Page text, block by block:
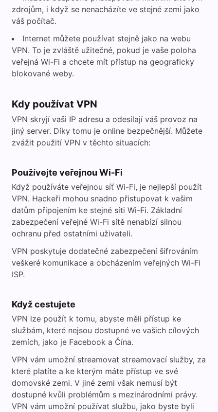
zdrojům, i když se nenacházíte ve stejné zemi jako
váš počítač.
Internet můžete používat stejně jako na webu
VPN. To je zvláště užitečné, pokud je vaše poloha
veřejná Wi-Fi a chcete mít přístup na geograficky
blokované weby.
Kdy používat VPN
VPN skryjí vaši IP adresu a odesílají váš provoz na
jiný server. Díky tomu je online bezpečnější. Můžete
zvážit použití VPN v těchto situacích:
Používejte veřejnou Wi-Fi
Když používáte veřejnou síť Wi-Fi, je nejlepší použít
VPN. Hackeři mohou snadno přistupovat k vašim
datům připojením ke stejné síti Wi-Fi. Základní
zabezpečení veřejné Wi-Fi sítě nenabízí silnou
ochranu před ostatními uživateli.
VPN poskytuje dodatečné zabezpečení šifrováním
veškeré komunikace a obcházením veřejných Wi-Fi
ISP.
Když cestujete
VPN lze použít k tomu, abyste měli přístup ke
službám, které nejsou dostupné ve vašich cílových
zemích, jako je Facebook a Čína.
VPN vám umožní streamovat streamovací služby, za
které platíte a ke kterým máte přístup ve své
domovské zemi. V jiné zemi však nemusí být
dostupné kvůli problémům s mezinárodními právy.
VPN vám umožní používat službu, jako byste byli